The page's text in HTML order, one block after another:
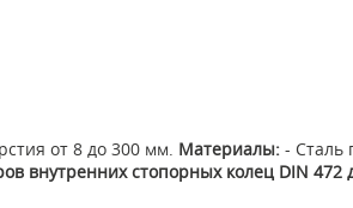
от 8 до 300 мм. Материалы: - Сталь
внутренних стопорных колец DIN